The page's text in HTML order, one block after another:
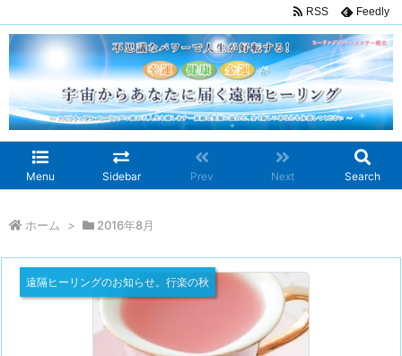
Menu Sidebar Prev Next Search
RSS Feedly
ホーム > 2016年8月
遠隔ヒーリングのお知らせ。行楽の秋